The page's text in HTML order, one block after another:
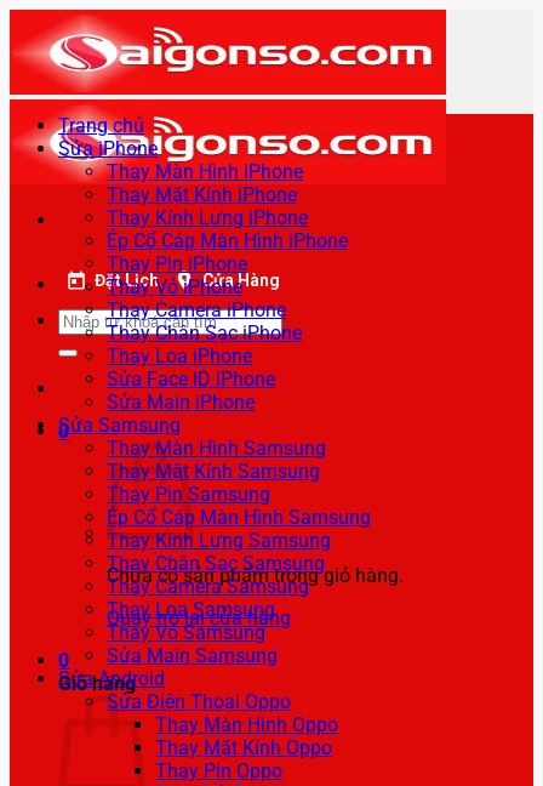
qua
nội
dung
Đặt Lịch Cửa Hàng
Tìm
kiếm:
0
Chưa có sản phẩm trong giỏ hàng.
Quay trở lại cửa hàng
0
Giỏ hàng
Trang chủ
Sửa iPhone
Thay Màn Hình iPhone
Thay Mặt Kính iPhone
Thay Kính Lưng iPhone
Ép Cổ Cáp Màn Hình iPhone
Thay Pin iPhone
Thay Vỏ iPhone
Thay Camera iPhone
Thay Chân Sạc iPhone
Thay Loa iPhone
Sửa Face ID iPhone
Sửa Main iPhone
Sửa Samsung
Thay Màn Hình Samsung
Thay Mặt Kính Samsung
Thay Pin Samsung
Ép Cổ Cáp Màn Hình Samsung
Thay Kính Lưng Samsung
Thay Chân Sạc Samsung
Thay Camera Samsung
Thay Loa Samsung
Thay Vỏ Samsung
Sửa Main Samsung
Sửa Android
Sửa Điện Thoại Oppo
Thay Màn Hình Oppo
Thay Mặt Kính Oppo
Thay Pin Oppo